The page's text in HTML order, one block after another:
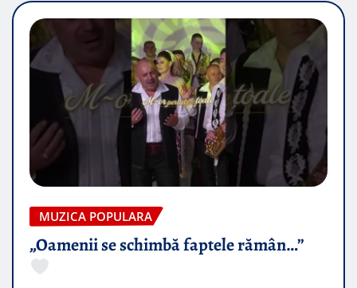
MUZICA POPULARA
„Oamenii se schimbă faptele rămân…”